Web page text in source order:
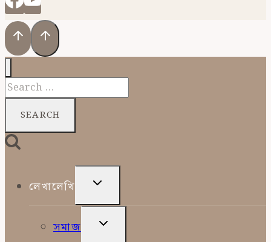
Search
for:
লেখালেখি
TOGGLE
MENU
সমাজ
TOGGLE